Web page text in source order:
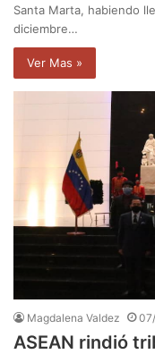
Santa Marta, habiendo
diciembre…
Ver Mas »
Magdalena Valdez
ASEAN rindió